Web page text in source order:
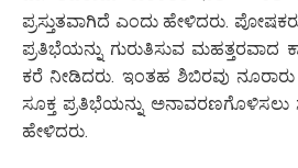
ಪ್ರಸ್ತುತವಾಗಿದೆ ಎಂದು ಹೇಳಿದರು.
ಪ್ರತಿಭೆಯನ್ನು ಗುರುತಿಸುವ ಮಹತ್ತರವಾದ
ಕರೆ ನೀಡಿದರು. ಇಂತಹ ಶಿಬಿರವು
ಸೂಕ್ತ ಪ್ರತಿಭೆಯನ್ನು ಅನಾವರಣಗೊಳಿಸಲು
ಹೇಳಿದರು.